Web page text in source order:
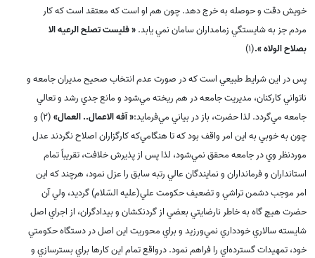
خويش دقت و حوصله به خرج دهد. چون هم او است که معتقد است که کار
مردم جز به شايستگي زمامداران سامان نمي يابد.« فليست تصلح الرعيه الا
بصلاح الولاه ».(1)
پس در اين شرايط طبيعي است که در صورت عدم انتخاب صحيح مديران جامعه و
ناتواني کارکنان، مديريت جامعه در هم ريخته مي‌شود و مانع جدي رشد و تعالي
جامعه مي‌گردد. لذا حضرت، باز در بياني مي‌فرمايد:« آفه الاعمال.. العمال»
(2) و
چون به خوبي به اين امر واقف بود که تا هنگامي‌که کارگزاران اصلاح نگردند عدل
موردنظر وي در جامعه محقق نمي‌شود، لذا پس از پذيرش خلافت، تقريباً تمام
استانداران و فرمانداران و نمايندگان عالي رتبه سابق را عزل نمود، هرچند که اين
امر موجب دشمن تراشي و تضعيف حکومت علي(علیه السّلام) گرديد، ولي آن
حضرت هيچ گاه به خاطر نارضايتي بعضي از گردنکشان و بيدادگران، از اجراي اصل
شايسته سالاري خودداري نمي‌ورزيد و براي محوريت اين اصل در دستگاه حکومتي
خود، تمهيدات گسترده‌اي را فراهم نمود. درواقع تمام اين کارها براي بسترسازي و